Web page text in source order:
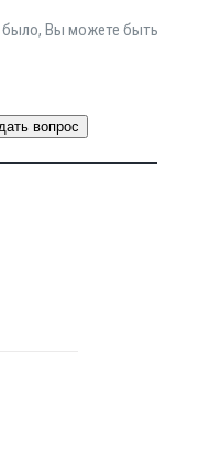
было, Вы можете быть